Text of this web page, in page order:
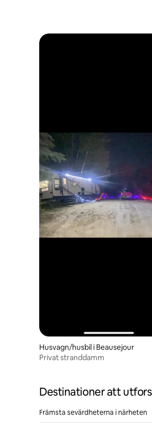
Husvagn/husbil i Beausejour
Privat stranddamm
Destinationer att
Främsta sevärdheterna i närheten